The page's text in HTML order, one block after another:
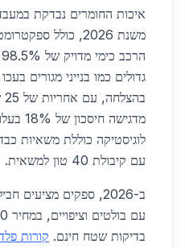
איכות החומרים נבדקת
משנת 2026, כולל
גדולים כמו בנייני מגורים
מדגישה
לוגיסטיקה כוללת משאיות
עם קיבולת 40 טון למשאית.
ב-2026, ספקים מציעים
בדיקות שטח חינם. קורות